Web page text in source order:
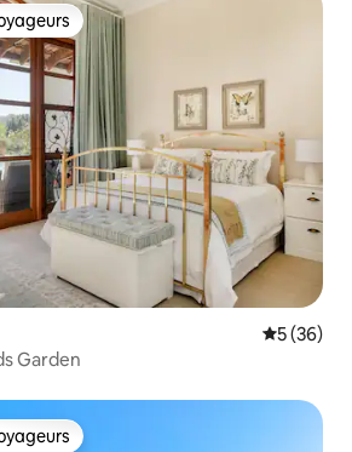
les plus appréciés
5 (36)
Garden
les plus appréciés